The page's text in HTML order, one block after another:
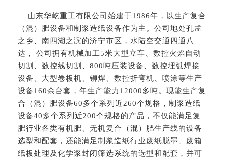
山东华屹重工有限公司始建于1986年，以生产复合
（混）肥设备和制浆造纸设备作为主。公司地处孔孟
之乡、南四湖之滨的济宁市区，水陆空交通四通八
达， 公司拥有机械加工5米大型立车、数控火焰自动
切割、数控线切割、800吨压装设备、数控埋弧焊接
设备、大型卷板机、铆焊、数控折弯机、喷涂等生产
设备160余台套，年生产能力12000多吨。现能生产复
合（混）肥设备60多个系列近260个规格，制浆造纸
设备40多个系列近200个规格的产品，不仅能满足复
肥行业各类有机肥、无机复合（混）肥生产线的设备
选型和配套，还能满足制浆造纸行业废纸脱墨、废箱
纸板处理及化学浆封闭筛选系统的选型和配套，并可